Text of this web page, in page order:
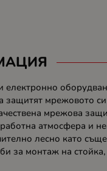
мрежовото
мрежова
атмосфера и
лесно като
за монтаж на